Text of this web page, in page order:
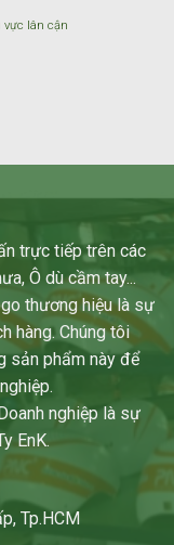
vực lân cận
trực tiếp trên các
Ô dù cầm tay...
thương hiệu là sự
hàng. Chúng tôi
sản phẩm này để
nghiệp là sự
EnK.
Tp.HCM